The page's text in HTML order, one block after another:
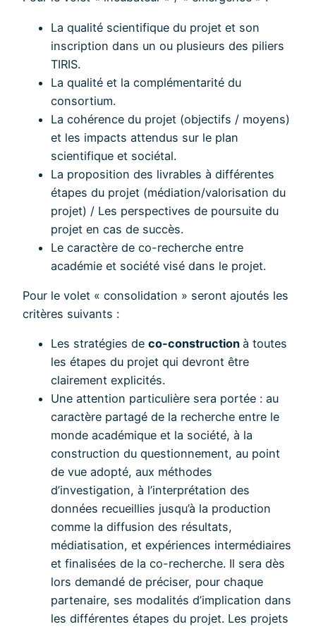
La qualité scientifique du projet et son
inscription dans un ou plusieurs des piliers
TIRIS.
La qualité et la complémentarité du
consortium.
La cohérence du projet (objectifs / moyens)
et les impacts attendus sur le plan
scientifique et sociétal.
La proposition des livrables à différentes
étapes du projet (médiation/valorisation du
projet) / Les perspectives de poursuite du
projet en cas de succès.
Le caractère de co-recherche entre
académie et société visé dans le projet.
Pour le volet « consolidation » seront ajoutés les
critères suivants :
Les stratégies de co-construction à toutes
les étapes du projet qui devront être
clairement explicités.
Une attention particulière sera portée : au
caractère partagé de la recherche entre le
monde académique et la société, à la
construction du questionnement, au point
de vue adopté, aux méthodes
d’investigation, à l’interprétation des
données recueillies jusqu’à la production
comme la diffusion des résultats,
médiatisation, et expériences intermédiaires
et finalisées de la co-recherche. Il sera dès
lors demandé de préciser, pour chaque
partenaire, ses modalités d’implication dans
les différentes étapes du projet. Les projets